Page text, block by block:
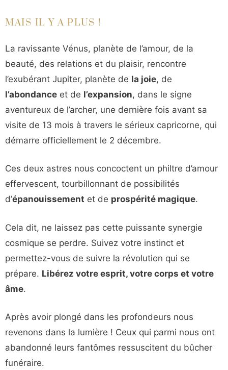
MAIS IL Y A PLUS !
La ravissante Vénus, planète de l’amour, de la
beauté, des relations et du plaisir, rencontre
l’exubérant Jupiter, planète de la joie, de
l’abondance et de l’expansion, dans le signe
aventureux de l’archer, une dernière fois avant sa
visite de 13 mois à travers le sérieux capricorne, qui
démarre officiellement le 2 décembre.
Ces deux astres nous concoctent un philtre d’amour
effervescent, tourbillonnant de possibilités
d’épanouissement et de prospérité magique.
Cela dit, ne laissez pas cette puissante synergie
cosmique se perdre. Suivez votre instinct et
permettez-vous de suivre la révolution qui se
prépare. Libérez votre esprit, votre corps et votre
âme.
Après avoir plongé dans les profondeurs nous
revenons dans la lumière ! Ceux qui parmi nous ont
abandonné leurs fantômes ressuscitent du bûcher
funéraire.